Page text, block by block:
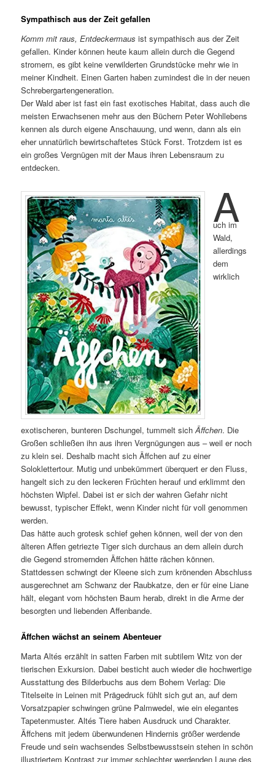
Sympathisch aus der Zeit gefallen
Komm mit raus, Entdeckermaus ist sympathisch aus der Zeit
gefallen. Kinder können heute kaum allein durch die Gegend
stromern, es gibt keine verwilderten Grundstücke mehr wie in
meiner Kindheit. Einen Garten haben zumindest die in der neuen
Schrebergartengeneration.
Der Wald aber ist fast ein fast exotisches Habitat, dass auch die
meisten Erwachsenen mehr aus den Büchern Peter Wohllebens
kennen als durch eigene Anschauung, und wenn, dann als ein
eher unnatürlich bewirtschaftetes Stück Forst. Trotzdem ist es
ein großes Vergnügen mit der Maus ihren Lebensraum zu
entdecken.
A
uch im
Wald,
allerdings
dem
wirklich
exotischeren, bunteren Dschungel, tummelt sichÄffchen. Die
Großen schließen ihn aus ihren Vergnügungen aus – weil er noch
zu klein sei. Deshalb macht sich Äffchen auf zu einer
Soloklettertour. Mutig und unbekümmert überquert er den Fluss,
hangelt sich zu den leckeren Früchten herauf und erklimmt den
höchsten Wipfel. Dabei ist er sich der wahren Gefahr nicht
bewusst, typischer Effekt, wenn Kinder nicht für voll genommen
werden.
Das hätte auch grotesk schief gehen können, weil der von den
älteren Affen getriezte Tiger sich durchaus an dem allein durch
die Gegend stromernden Äffchen hätte rächen können.
Stattdessen schwingt der Kleene sich zum krönenden Abschluss
ausgerechnet am Schwanz der Raubkatze, den er für eine Liane
hält, elegant vom höchsten Baum herab, direkt in die Arme der
besorgten und liebenden Affenbande.
Äffchen wächst an seinem Abenteuer
Marta Altés erzählt in satten Farben mit subtilem Witz von der
tierischen Exkursion. Dabei besticht auch wieder die hochwertige
Ausstattung des Bilderbuchs aus dem Bohem Verlag: Die
Titelseite in Leinen mit Prägedruck fühlt sich gut an, auf dem
Vorsatzpapier schwingen grüne Palmwedel, wie ein elegantes
Tapetenmuster. Altés Tiere haben Ausdruck und Charakter.
Äffchens mit jedem überwundenen Hindernis größer werdende
Freude und sein wachsendes Selbstbewusstsein stehen in schön
illustriertem Kontrast zur immer schlechter werdenden Laune des